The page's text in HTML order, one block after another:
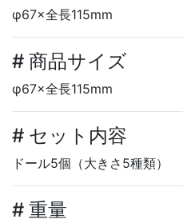
φ67×全長115mm
# 商品サイズ
φ67×全長115mm
# セット内容
ドール5個（大きさ5種類）
# 重量